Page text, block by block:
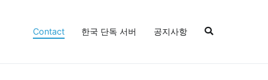
Contact 한국 단독 서버 공지사항